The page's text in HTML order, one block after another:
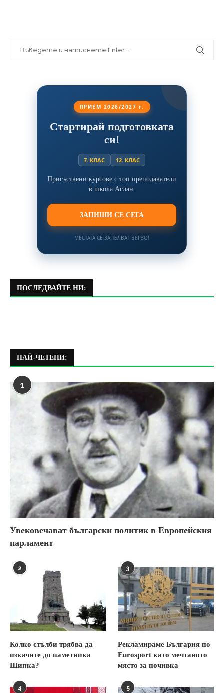
ПРИЕМ 2026/2027 г.
Стартирай подготовката
си!
7. КЛАС 12. КЛАС
Присъствени курсове с топ преподаватели
в школа Аслан.
ЗАПИШИ СЕ СЕГА
МЕСТАТА СЕ ЗАПЪЛВАТ БЪРЗО!
ПОСЛЕДВАЙТЕ НИ:
НАЙ-ЧЕТЕНИ:
1
Увековечават български политик в Европейския
парламент
2
Колко стълби трябва да
изкачите до паметника
Шипка?
3
Рекламираме България по
Eurosport като мечтаното
място за почивка
4 5